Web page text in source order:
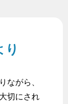
り
がら、
切にされ